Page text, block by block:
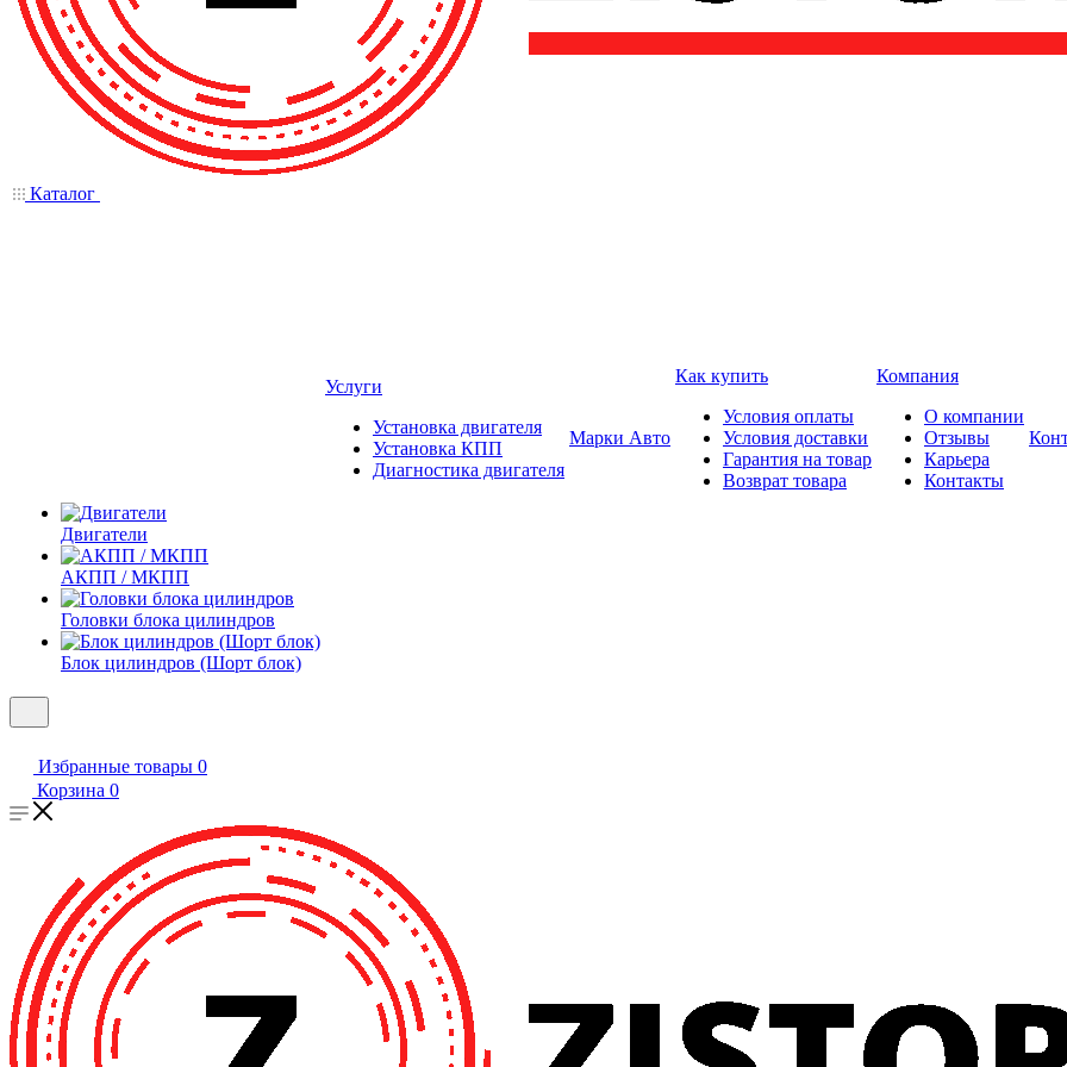
Каталог
Двигатели
АКПП / МКПП
Головки блока цилиндров
Блок цилиндров (Шорт блок)
Услуги
Установка двигателя
Установка КПП
Диагностика двигателя
Марки Авто
Как купить
Условия оплаты
Условия доставки
Гарантия на товар
Возврат товара
Компания
О компании
Отзывы
Карьера
Контакты
Избранные товары 0
Корзина 0